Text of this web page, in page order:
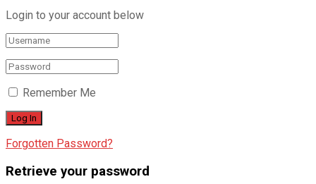
Login to your account below
Remember Me
Forgotten Password?
Retrieve your password